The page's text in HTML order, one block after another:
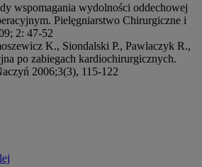
wspomagania wydolności oddechowej
Pielęgniarstwo Chirurgiczne i
2: 47-52
K., Siondalski P., Pawlaczyk R.,
po zabiegach kardiochirurgicznych.
i Naczyń 2006;3(3), 115-122